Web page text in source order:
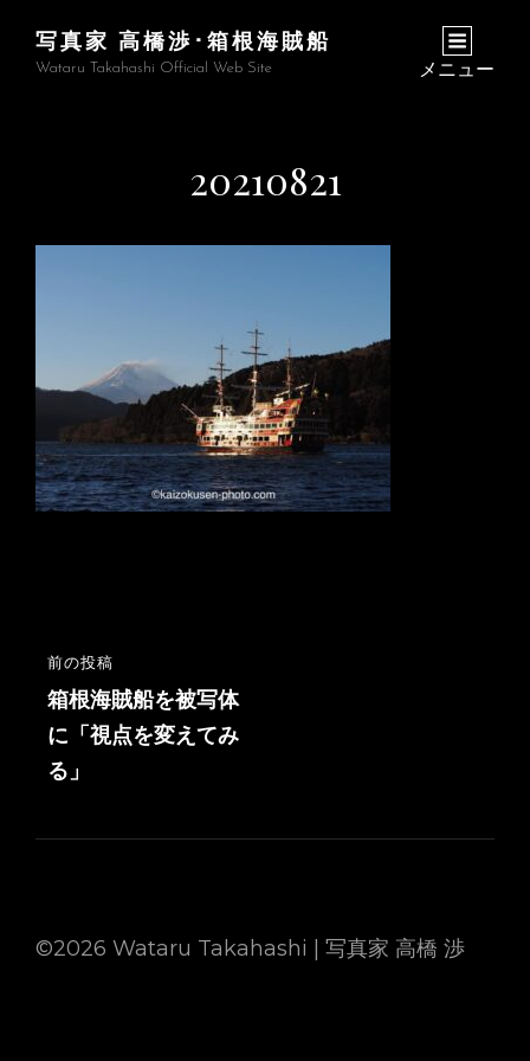
写真家 高橋渉･箱根海賊船
Wataru Takahashi Official Web Site メニュー
20210821
投
稿
ナ
ビ
ョ
前
の
投
稿
前の投稿
箱根海賊船を被写体
に「視点を変えてみ
る」
©2026 Wataru Takahashi | 写真家 高橋 渉